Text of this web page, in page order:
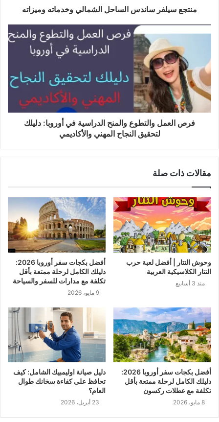
منتجع سيلفر ساندس الساحل الشمالي وخدماته وميزاته
فرص العمل والتطوع والمنح الدراسية في أوروبا: دليلك
لتحقيق النجاح المهني والأكاديمي
مقالات ذات صلة
وحوش التتار | أفضل لعبة حرب
التتار الكلاسيكية العربية
منذ 3 أسابيع
أفضل بكجات سفر أوروبا 2026:
دليلك الكامل لرحلة ممتعة بأقل
تكلفة مع مدارات للسفر والسياحة
9 مايو، 2026
أفضل بكجات سفر أوروبا 2026:
دليلك الكامل لرحلة ممتعة بأقل
تكلفة مع عطلات ركسون
8 مايو، 2026
دليل صيانة اوليمبيك الشامل: كيف
تحافظ على كفاءة سخانك طوال
العام؟
23 أبريل، 2026